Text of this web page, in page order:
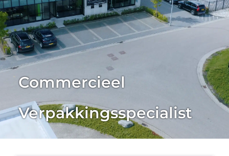
Commercieel
Verpakkingsspecialist